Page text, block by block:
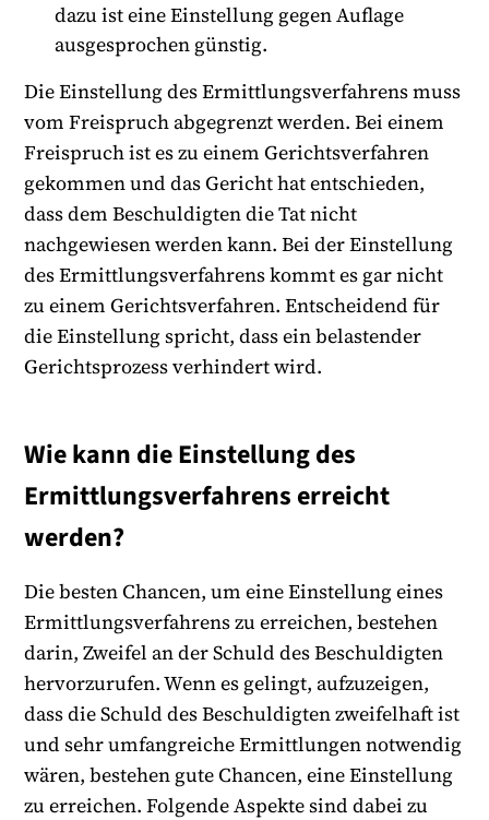
dazu ist eine Einstellung gegen Auflage
ausgesprochen günstig.
Die Einstellung des Ermittlungsverfahrens muss
vom Freispruch abgegrenzt werden. Bei einem
Freispruch ist es zu einem Gerichtsverfahren
gekommen und das Gericht hat entschieden,
dass dem Beschuldigten die Tat nicht
nachgewiesen werden kann. Bei der Einstellung
des Ermittlungsverfahrens kommt es gar nicht
zu einem Gerichtsverfahren. Entscheidend für
die Einstellung spricht, dass ein belastender
Gerichtsprozess verhindert wird.
Wie kann die Einstellung des
Ermittlungsverfahrens erreicht
werden?
Die besten Chancen, um eine Einstellung eines
Ermittlungsverfahrens zu erreichen, bestehen
darin, Zweifel an der Schuld des Beschuldigten
hervorzurufen. Wenn es gelingt, aufzuzeigen,
dass die Schuld des Beschuldigten zweifelhaft ist
und sehr umfangreiche Ermittlungen notwendig
wären, bestehen gute Chancen, eine Einstellung
zu erreichen. Folgende Aspekte sind dabei zu